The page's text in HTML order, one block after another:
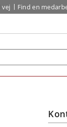
vej Find en